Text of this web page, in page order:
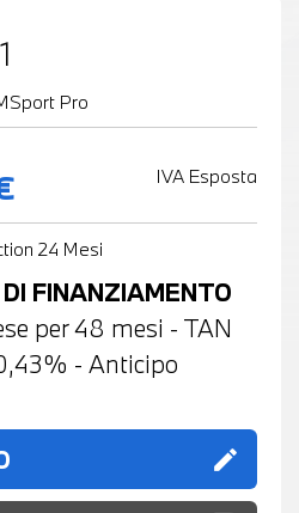
Pro
IVA Esposta
24 Mesi
FINANZIAMENTO
per48 mesi - TAN
% - Anticipo
edit